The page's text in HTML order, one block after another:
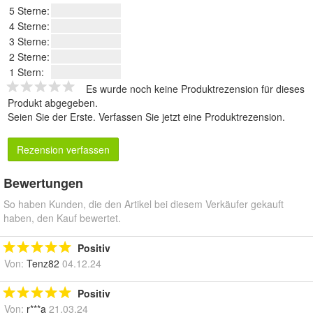
5 Sterne:
4 Sterne:
3 Sterne:
2 Sterne:
1 Stern:
Es wurde noch keine Produktrezension für dieses
Produkt abgegeben.
Seien Sie der Erste. Verfassen Sie jetzt eine Produktrezension.
Rezension verfassen
Bewertungen
So haben Kunden, die den Artikel bei diesem Verkäufer gekauft
haben, den Kauf bewertet.
Positiv
Von: Tenz82 04.12.24
Positiv
Von: r***a 21.03.24